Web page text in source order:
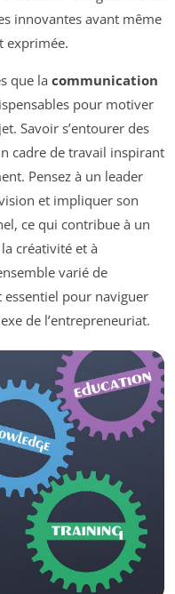
innovantes avant même
exprimée.
que la communication
pour motiver
Savoir s’entourer des
cadre de travail inspirant
Pensez à un leader
et impliquer son
ce qui contribue à un
créativité et à
varié de
essentiel pour naviguer
de l’entrepreneuriat.